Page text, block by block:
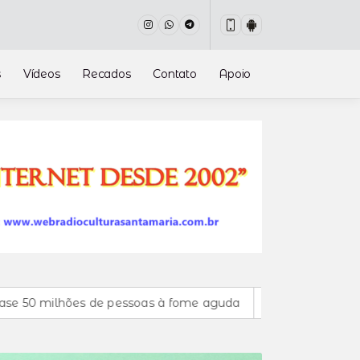
Vídeos Recados Contato Apoio
à fome aguda Cirurgias plásticas de mama no